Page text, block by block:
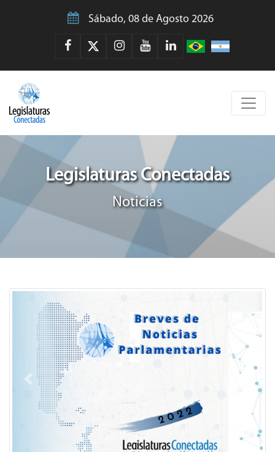
Sábado, 08 de Agosto 2026
Legislaturas Conectadas
Noticias
Previous Next